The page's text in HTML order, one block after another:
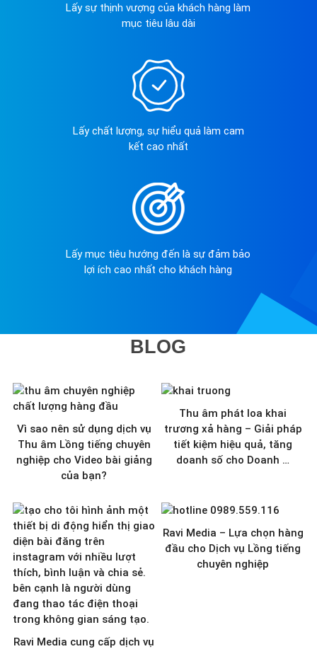
Lấy sự thịnh vượng của khách hàng làm
mục tiêu lâu dài
Lấy chất lượng, sự hiểu quả làm cam
kết cao nhất
Lấy mục tiêu hướng đến là sự đảm bảo
lợi ích cao nhất cho khách hàng
BLOG
Vì sao nên sử dụng dịch vụ
Thu âm Lồng tiếng chuyên
nghiệp cho Video bài giảng
của bạn?
Thu âm phát loa khai
trương xả hàng – Giải pháp
tiết kiệm hiệu quả, tăng
doanh số cho Doanh …
Ravi Media cung cấp dịch vụ
Ravi Media – Lựa chọn hàng
đầu cho Dịch vụ Lồng tiếng
chuyên nghiệp